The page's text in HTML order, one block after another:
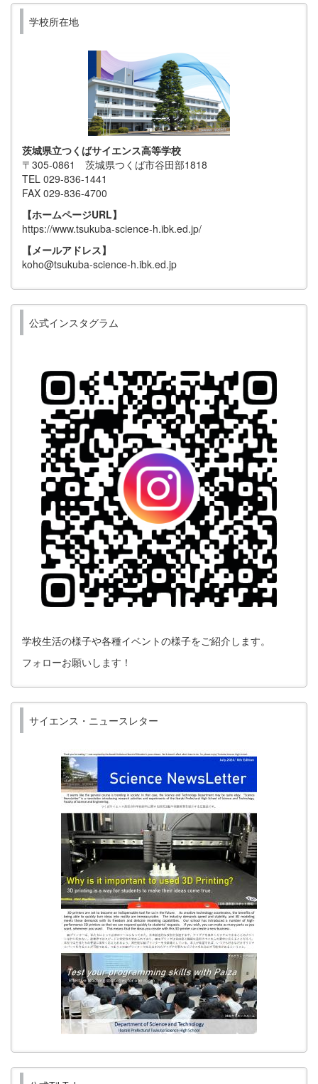
学校所在地
茨城県立つくばサイエンス高等学校
〒305-0861 茨城県つくば市谷田部1818
TEL 029-836-1441
FAX 029-836-4700
【ホームページURL】
https://www.tsukuba-science-h.ibk.ed.jp/
【メールアドレス】
koho@tsukuba-science-h.ibk.ed.jp
公式インスタグラム
学校生活の様子や各種イベントの様子をご紹介します。
フォローお願いします！
サイエンス・ニュースレター